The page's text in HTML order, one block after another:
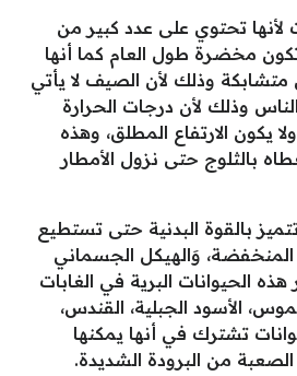
لأنها تحتوي على عدد كبير من
تكون مخضرة طول العام كما أنها
متشابكة وذلك لأن الصيف لا يأتي
وذلك لأن درجات الحرارة
يكون الارتفاع المطلق، وهذه
بالثلوج حتى نزول الأمطار
بالقوة البدنية حتى تستطيع
وَالهيكل الجسماني
الحيوانات البرية في الغابات
الأسود الجبلية، القندس،
تشترك في أنها يمكنها
من البرودة الشديدة.